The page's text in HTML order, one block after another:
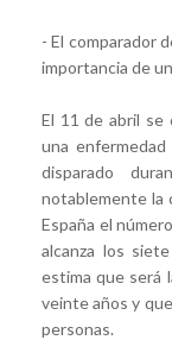
- El comparador
importancia de
El 11 de abril se
una
disparado
notablemente la
España el
alcanza los
estima que será
veinte años y
personas.